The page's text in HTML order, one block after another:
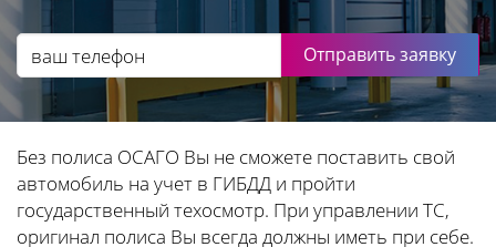
Отправить заявку
Без полиса ОСАГО Вы не сможете поставить свой
автомобиль на учет в ГИБДД и пройти
государственный техосмотр. При управлении ТС,
оригинал полиса Вы всегда должны иметь при себе.